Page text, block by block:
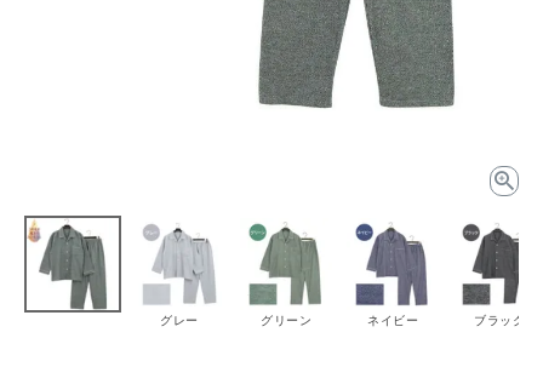
グレー グリーン ネイビー ブラック